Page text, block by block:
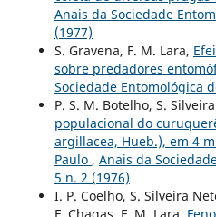
Anais da Sociedade
(1977)
S. Gravena, F. M. Lara,
sobre predadores
Sociedade Entomológica
P. S. M. Botelho, S.
populacional do
argillacea, Hueb.), em 4
Paulo , Anais da
5 n. 2 (1976)
I. P. Coelho, S. Silveira